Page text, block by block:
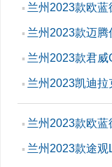
▪ 兰州2023款欧
▪ 兰州2023款迈
▪ 兰州2023款君
▪ 兰州2023凯迪
▪ 兰州2023款欧
▪ 兰州2023款途